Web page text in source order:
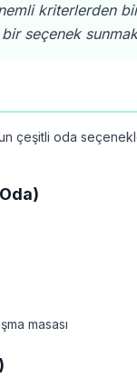
kriterlerden
seçenek
çeşitli oda
masası